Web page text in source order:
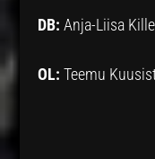
DB: Anja-Liisa
OL: Teemu